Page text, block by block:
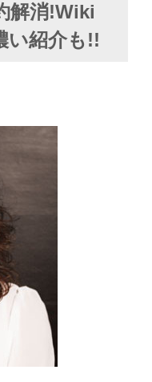
解消!Wiki
い紹介も!!